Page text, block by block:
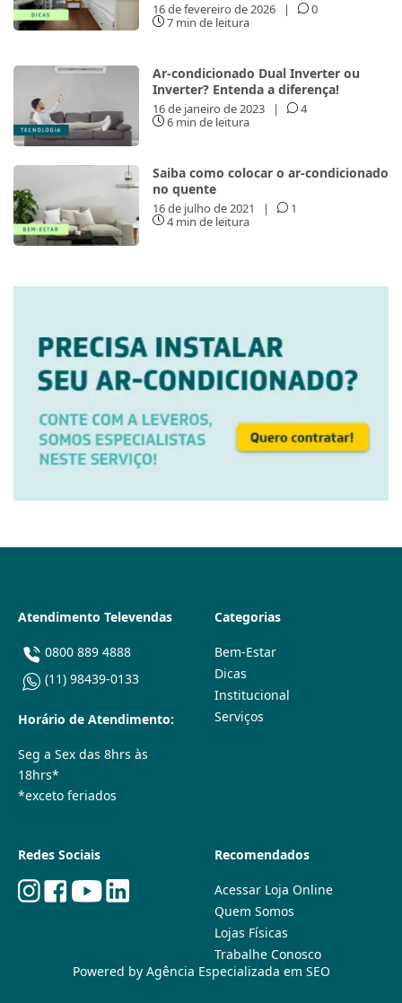
16 de fevereiro de 2026 |
0
7 min de leitura
Ar-condicionado Dual Inverter ou
Inverter? Entenda a diferença!
16 de janeiro de 2023 |
4
6 min de leitura
Saiba como colocar o ar-condicionado
no quente
16 de julho de 2021 |
1
4 min de leitura
Atendimento Televendas
0800 889 4888
(11) 98439-0133
Horário de Atendimento:
Seg a Sex das 8hrs às
18hrs*
*exceto feriados
Categorias
Bem-Estar
Dicas
Institucional
Serviços
Redes Sociais Recomendados
Acessar Loja Online
Quem Somos
Lojas Físicas
Trabalhe Conosco
Powered by Agência Especializada em SEO